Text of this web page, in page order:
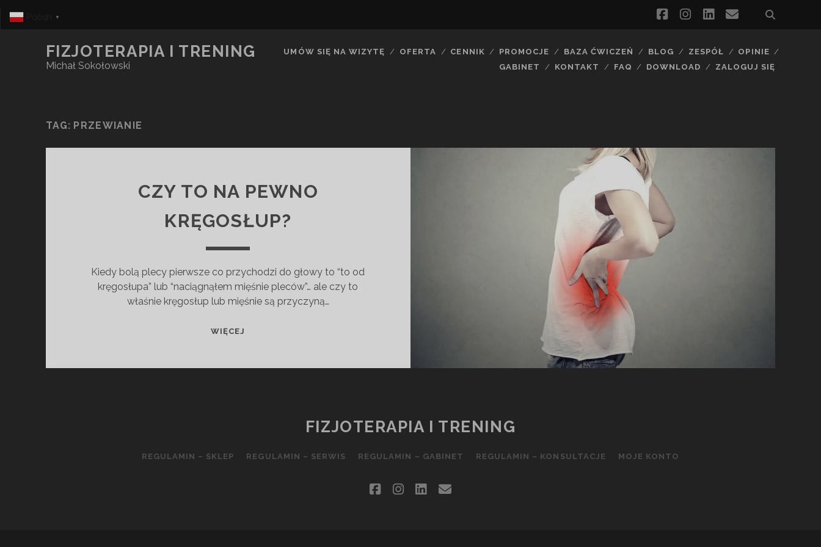
facebookinstagram
linkedinemail
FIZJOTERAPIA I TRENING
Michał Sokołowski
UMÓW SIĘ NA WIZYTĘ OFERTA CENNIK PROMOCJE BAZA ĆWICZEŃ BLOG ZESPÓŁ
OPINIE
GABINET
KONTAKT FAQ DOWNLOAD ZALOGUJ SIĘ
TAG: PRZEWIANIE
CZY TO NA PEWNO
KRĘGOSŁUP?
Kiedy bolą plecy pierwsze co przychodzi do głowy to “to od
kręgosłupa” lub “naciągnąłem mięśnie pleców”… ale czy to
właśnie kręgosłup lub mięśnie są przyczyną…
WIĘCEJ
FIZJOTERAPIA I TRENING
REGULAMIN – SKLEP REGULAMIN – SERWIS REGULAMIN – GABINET REGULAMIN – KONSULTACJE MOJE KONTO
facebookinstagram
linkedin
email
▼